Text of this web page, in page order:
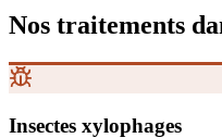
Nos traitements
Insectes xylophages